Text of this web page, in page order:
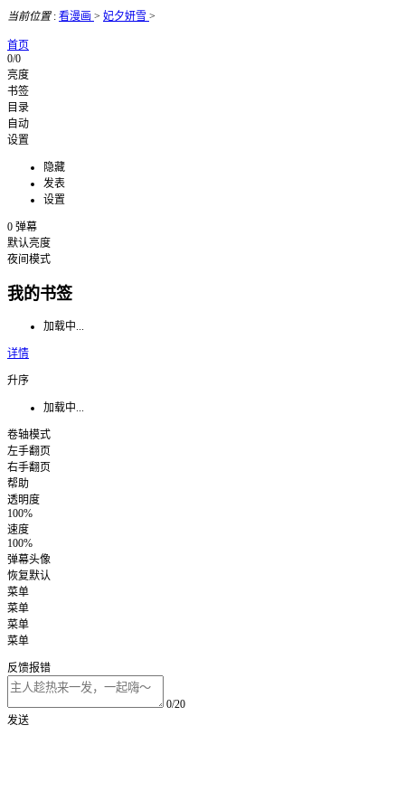
当前位置: 看漫画 > 妃夕妍雪 >
首页
0/0
亮度
书签
目录
自动
设置
隐藏
发表
设置
0 弹幕
默认亮度
夜间模式
我的书签
加载中...
详情
升序
加载中...
卷轴模式
左手翻页
右手翻页
帮助
透明度
100%
速度
100%
弹幕头像
恢复默认
菜单
菜单
菜单
菜单
反馈报错
0/20
发送